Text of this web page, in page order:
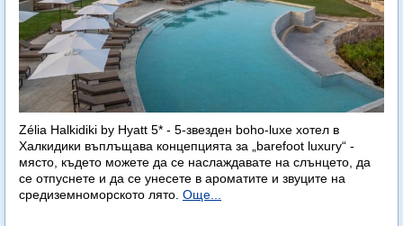
Zélia Halkidiki by Hyatt 5* - 5-звезден boho-luxe хотел в
Халкидики въплъщава концепцията за „barefoot luxury“ -
място, където можете да се наслаждавате на слънцето, да
се отпуснете и да се унесете в ароматите и звуците на
средиземноморското лято. Още...